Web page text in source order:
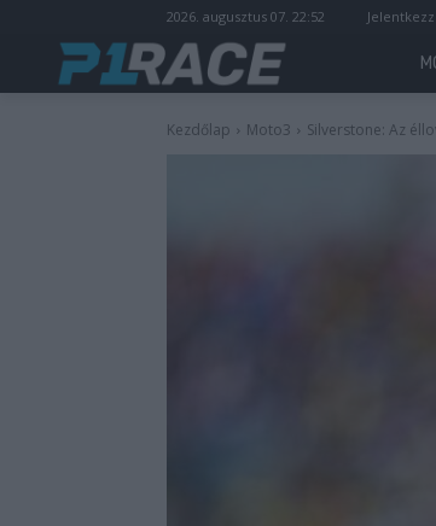
2026. augusztus 07. 22:52
Kezdőlap Moto3 Silverstone: Az